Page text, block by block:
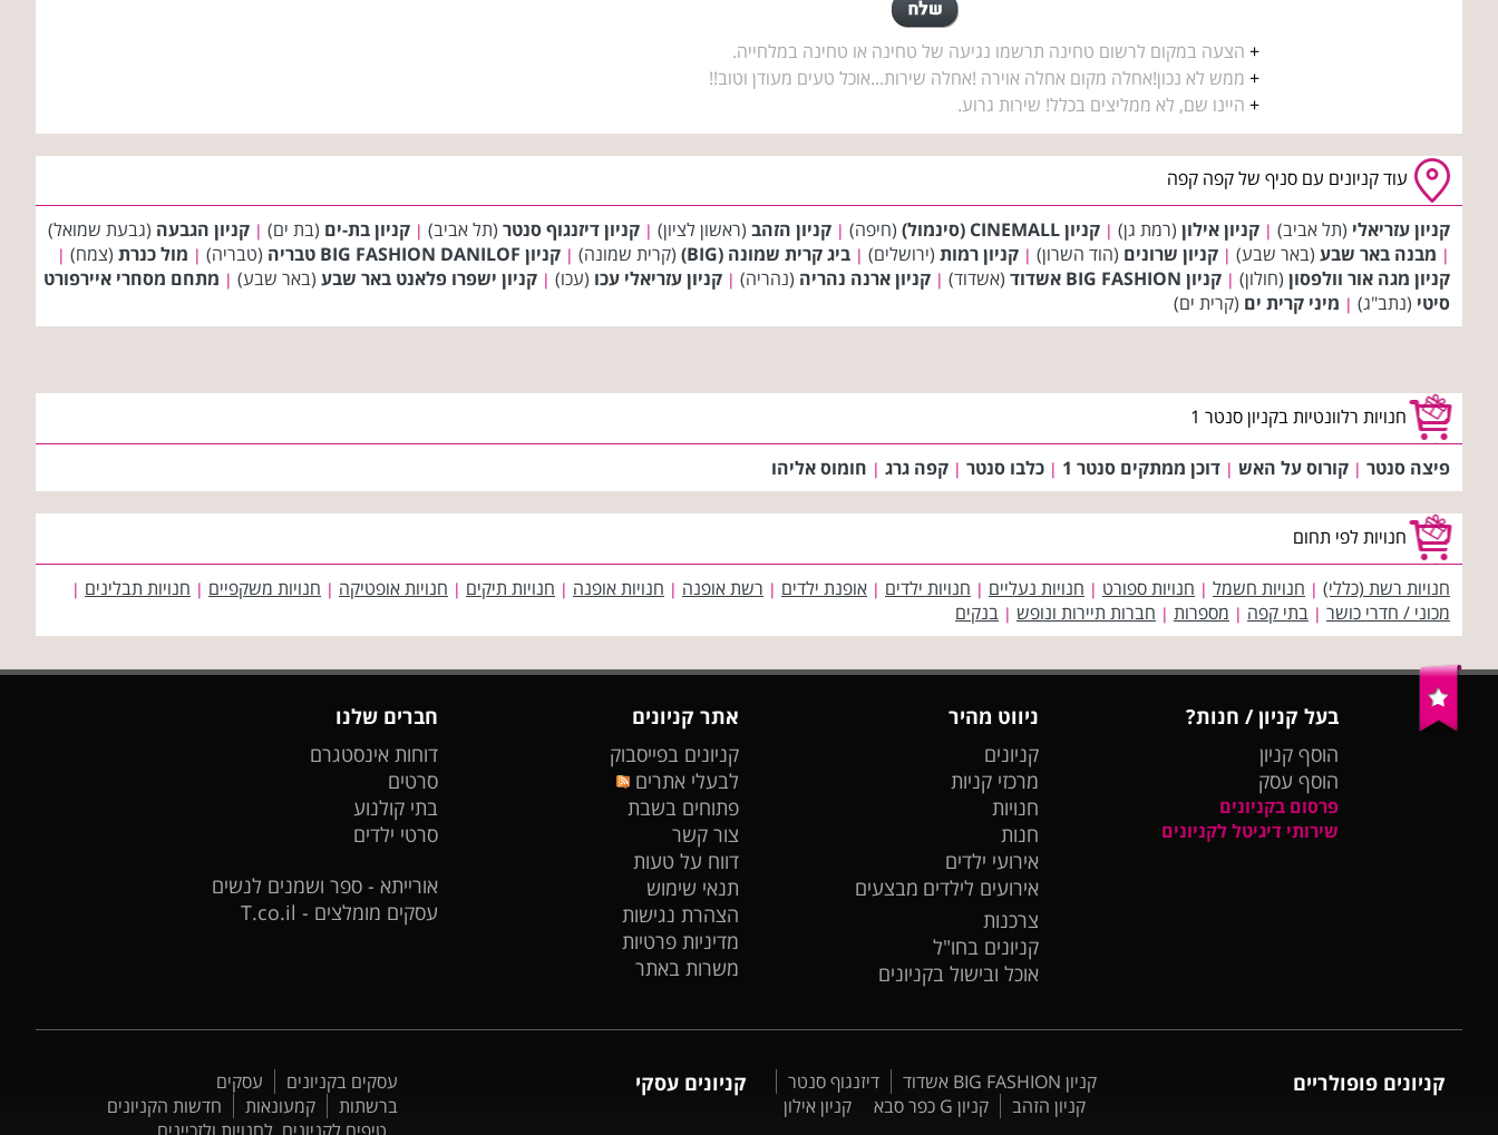
+ הצעה במקום לרשום טחינה תרשמו נגיעה של טחינה או טחינה במלחייה.
+ ממש לא נכון!אחלה מקום אחלה אוירה !אחלה שירות...אוכל טעים מעודן וטוב!!
+ היינו שם, לא ממליצים בכלל! שירות גרוע.
עוד קניונים עם סניף של קפה קפה
קניון עזריאלי (תל אביב) | קניון אילון (רמת גן) | קניון CINEMALL (סינמול) (חיפה) | קניון הזהב (ראשון לציון) | קניון דיזנגוף סנטר (תל אביב) | קניון בת-ים (בת ים) | קניון הגבעה (גבעת שמואל)
| מבנה באר שבע (באר שבע) | קניון שרונים (הוד השרון) | קניון רמות (ירושלים) | ביג קרית שמונה (BIG) (קרית שמונה) | קניון BIG FASHION DANILOF טבריה (טבריה) | מול כנרת (צמח) |
קניון מגה אור וולפסון (חולון) | קניון BIG FASHION אשדוד (אשדוד) | קניון ארנה נהריה (נהריה) | קניון עזריאלי עכו (עכו) | קניון ישפרו פלאנט באר שבע (באר שבע) | מתחם מסחרי איירפורט
סיטי (נתב"ג) | מיני קרית ים (קרית ים)
חנויות רלוונטיות בקניון סנטר 1
פיצה סנטר | קורוס על האש | דוכן ממתקים סנטר 1 | כלבו סנטר | קפה גרג | חומוס אליהו
חנויות לפי תחום
חנויות רשת (כללי) | חנויות חשמל | חנויות ספורט | חנויות נעליים | חנויות ילדים | אופנת ילדים | רשת אופנה | חנויות אופנה | חנויות תיקים | חנויות אופטיקה | חנויות משקפיים | חנויות תבלינים |
מכוני / חדרי כושר | בתי קפה | מספרות | חברות תיירות ונופש | בנקים
בעל קניון / חנות?
הוסף קניון
הוסף עסק
פרסום בקניונים
שירותי דיגיטל לקניונים
ניווט מהיר
קניונים
מרכזי קניות
חנויות
חנות
אירועי ילדים
אירועים לילדים מבצעים
צרכנות
קניונים בחו"ל
אוכל ובישול בקניונים
אתר קניונים
קניונים בפייסבוק
לבעלי אתרים
פתוחים בשבת
צור קשר
דווח על טעות
תנאי שימוש
הצהרת נגישות
מדיניות פרטיות
משרות באתר
חברים שלנו
דוחות אינסטגרם
סרטים
בתי קולנוע
סרטי ילדים
אורייתא - ספר ושמנים לנשים
עסקים מומלצים - T.co.il
קניונים פופולריים קניון BIG FASHION אשדוד
דיזנגוף סנטר
קניון הזהב
קניון G כפר סבא קניון אילון
קניונים עסקי עסקים בקניונים
עסקים
ברשתות
קמעונאות
חדשות הקניונים
טיפים לקניונים, לחנויות ולזכיינים